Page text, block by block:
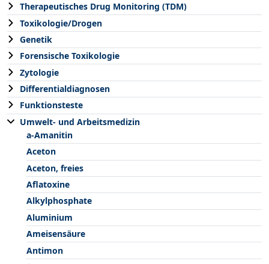
Therapeutisches Drug Monitoring (TDM)
Toxikologie/Drogen
Genetik
Forensische Toxikologie
Zytologie
Differentialdiagnosen
Funktionsteste
Umwelt- und Arbeitsmedizin
a-Amanitin
Aceton
Aceton, freies
Aflatoxine
Alkylphosphate
Aluminium
Ameisensäure
Antimon